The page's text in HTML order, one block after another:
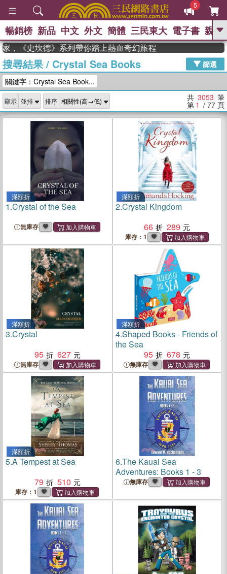
5
GO
熱搜： 東野圭吾 The Odyssey 、
父親節 、 如果歷史是一群喵 、 暑期
念華 、 台灣的李登輝時代 、 數學女
孩：黎曼猜想
偉大的迷走神經
暢銷榜 新品 中文 外文 簡體 三民東大 電子書 親子
坎德》系列帶你踏上熱血奇幻旅程
搜尋結果/ Crystal Sea Books
篩選
關鍵字：Crystal Sea Book...
顯示 排序 共 3053 筆
第 1 / 77 頁
滿額折
1.Crystal of the Sea
無庫存
滿額折
2.Crystal Kingdom
66
289
庫存：1
滿額折
3.Crystal
95
627
無庫存
滿額折
4.Shaped Books - Friends of
the Sea
95
678
無庫存
滿額折
5.A Tempest at Sea
79
510
庫存：1
6.The Kauai Sea
Adventures: Books 1 - 3
無庫存